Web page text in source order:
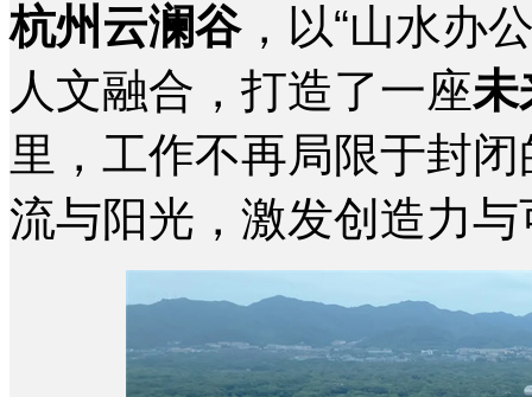
杭州云澜谷，以“山水办
人文融合，打造了一座未
里，工作不再局限于封
流与阳光，激发创造力